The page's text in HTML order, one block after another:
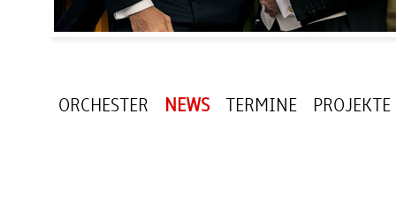
ORCHESTER NEWS TERMINE PROJEKTE